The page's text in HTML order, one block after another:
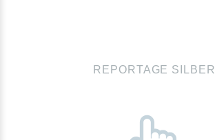
REPORTAGE SILBER